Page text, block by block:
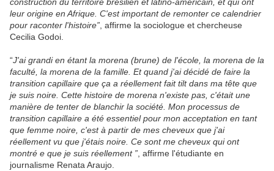
leur origine en Afrique. C'est important de remonter ce calendrier
pour raconter l'histoire” , affirme la sociologue et chercheuse
Cecilia Godoi.
“J'ai grandi en étant la morena (brune) de l'école, la morena de la
faculté, la morena de la famille. Et quand j'ai décidé de faire la
transition capillaire que ça a réellement fait tilt dans ma tête que
je suis noire. Cette histoire de morena n'existe pas, c'était une
manière de tenter de blanchir la société. Mon processus de
transition capillaire a été essentiel pour mon acceptation en tant
que femme noire, c'est à partir de mes cheveux que j'ai
réellement vu que j'étais noire. Ce sont me cheveux qui ont
montré e que je suis réellement ” , affirme l'étudiante en
journalisme Renata Araujo.